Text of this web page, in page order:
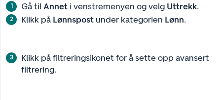
Gå tilAnnet i venstremenyen og velg Uttrekk.
Klikk på Lønnspost under kategorien Lønn.
Klikk på filtreringsikonet for å sette opp avansert
filtrering.